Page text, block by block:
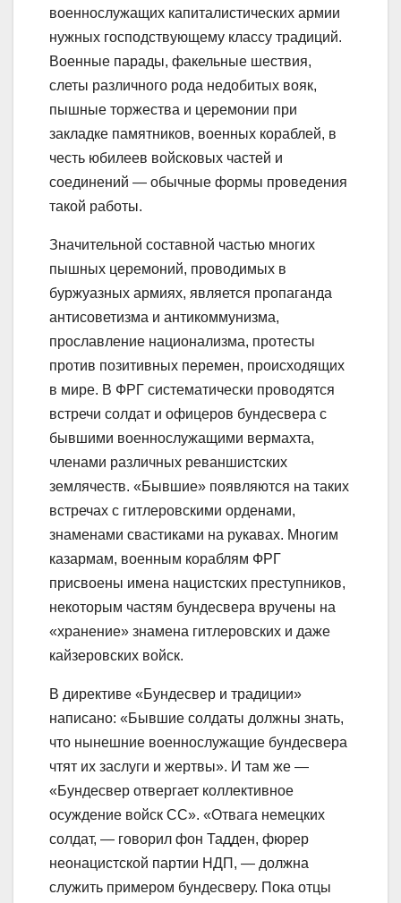
военнослужащих капиталистических армии
нужных господствующему классу традиций.
Военные парады, факельные шествия,
слеты различного рода недобитых вояк,
пышные торжества и церемонии при
закладке памятников, военных кораблей, в
честь юбилеев войсковых частей и
соединений — обычные формы проведения
такой работы.
Значительной составной частью многих
пышных церемоний, проводимых в
буржуазных армиях, является пропаганда
антисоветизма и антикоммунизма,
прославление национализма, протесты
против позитивных перемен, происходящих
в мире. В ФРГ систематически проводятся
встречи солдат и офицеров бундесвера с
бывшими военнослужащими вермахта,
членами различных реваншистских
землячеств. «Бывшие» появляются на таких
встречах с гитлеровскими орденами,
знаменами свастиками на рукавах. Многим
казармам, военным кораблям ФРГ
присвоены имена нацистских преступников,
некоторым частям бундесвера вручены на
«хранение» знамена гитлеровских и даже
кайзеровских войск.
В директиве «Бундесвер и традиции»
написано: «Бывшие солдаты должны знать,
что нынешние военнослужащие бундесвера
чтят их заслуги и жертвы». И там же —
«Бундесвер отвергает коллективное
осуждение войск СС». «Отвага немецких
солдат, — говорил фон Тадден, фюрер
неонацистской партии НДП, — должна
служить примером бундесверу. Пока отцы